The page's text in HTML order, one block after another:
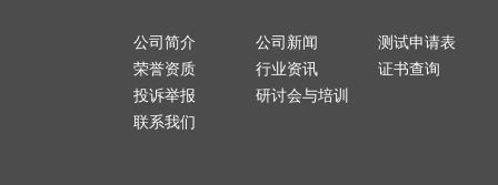
公司简介
荣誉资质
投诉举报
联系我们
公司新闻
行业资讯
研讨会与培训
测试申请表
证书查询